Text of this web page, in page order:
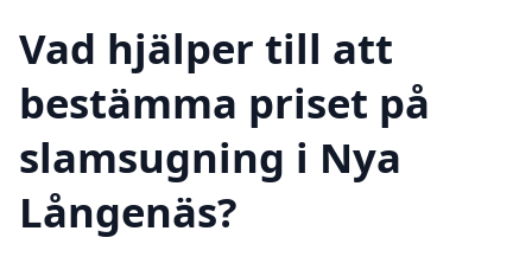
Vad hjälper till att
bestämma priset på
slamsugning i Nya
Långenäs?